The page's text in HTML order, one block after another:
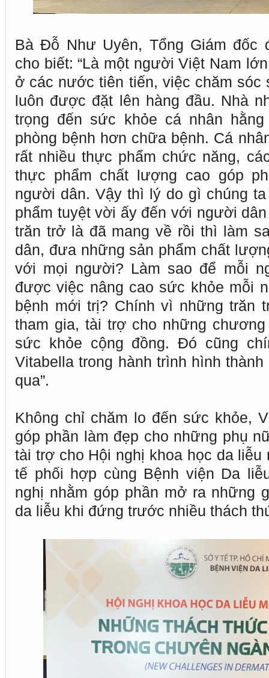
Bà Đỗ Như Uyên, Tổng Giám đốc
cho biết: “Là một người Việt Nam
ở các nước tiên tiến, việc chăm sóc
luôn được đặt lên hàng đầu. Nhà
trọng đến sức khỏe cá nhân
phòng bệnh hơn chữa bệnh. Cá
rất nhiều thực phẩm chức năng,
thực phẩm chất lượng cao góp
người dân. Vậy thì lý do gì chúng
phẩm tuyệt vời ấy đến với người
trăn trở là đã mang về rồi thì làm
dân, đưa những sản phẩm chất
với mọi người? Làm sao để mỗi
được việc nâng cao sức khỏe mỗi
bệnh mới trị? Chính vì những trăn
tham gia, tài trợ cho những
sức khỏe cộng đồng. Đó cũng
Vitabella trong hành trình hình
qua”.
Không chỉ chăm lo đến sức khỏe,
góp phần làm đẹp cho những phụ
tài trợ cho Hội nghị khoa học da liễu
tế phối hợp cùng Bệnh viện Da
nghị nhằm góp phần mở ra những
da liễu khi đứng trước nhiều thách